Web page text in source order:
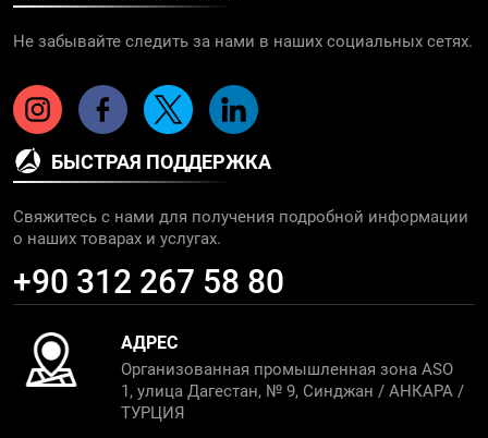
Не забывайте следить за нами в наших социальных сетях.
БЫСТРАЯ ПОДДЕРЖКА
Свяжитесь с нами для получения подробной информации
о наших товарах и услугах.
+90 312 267 58 80
АДРЕС
Организованная промышленная зона ASO
1, улица Дагестан, № 9, Синджан / АНКАРА /
ТУРЦИЯ